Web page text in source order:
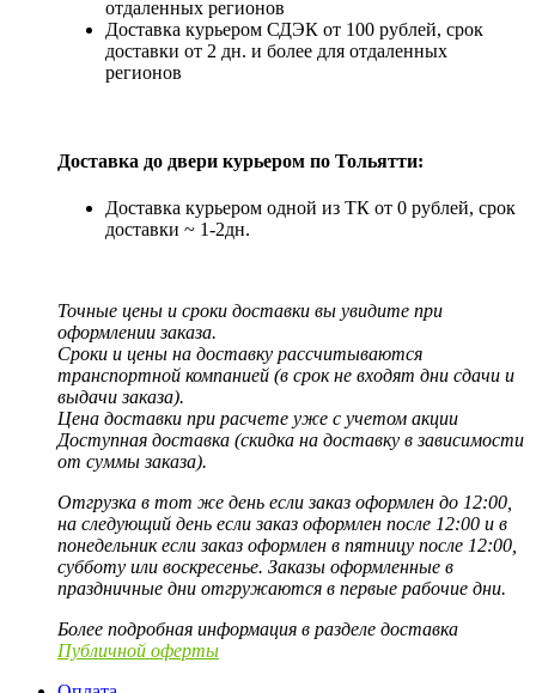
отдаленных регионов
Доставка курьером СДЭК от 100 рублей, срок
доставки от 2 дн. и более для отдаленных
регионов
Доставка до двери курьером по Тольятти:
Доставка курьером одной из ТК от 0 рублей, срок
доставки ~ 1-2дн.
Точные цены и сроки доставки вы увидите при
оформлении заказа.
Сроки и цены на доставку рассчитываются
транспортной компанией (в срок не входят дни сдачи и
выдачи заказа).
Цена доставки при расчете уже с учетом акции
Доступная доставка (скидка на доставку в зависимости
от суммы заказа).
Отгрузка в тот же день если заказ оформлен до 12:00,
на следующий день если заказ оформлен после 12:00 и в
понедельник если заказ оформлен в пятницу после 12:00,
субботу или воскресенье. Заказы оформленные в
праздничные дни отгружаются в первые рабочие дни.
Более подробная информация в разделе доставка
Публичной оферты